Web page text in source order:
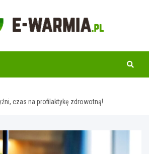
warmia.pl
czas na profilaktykę zdrowotną!